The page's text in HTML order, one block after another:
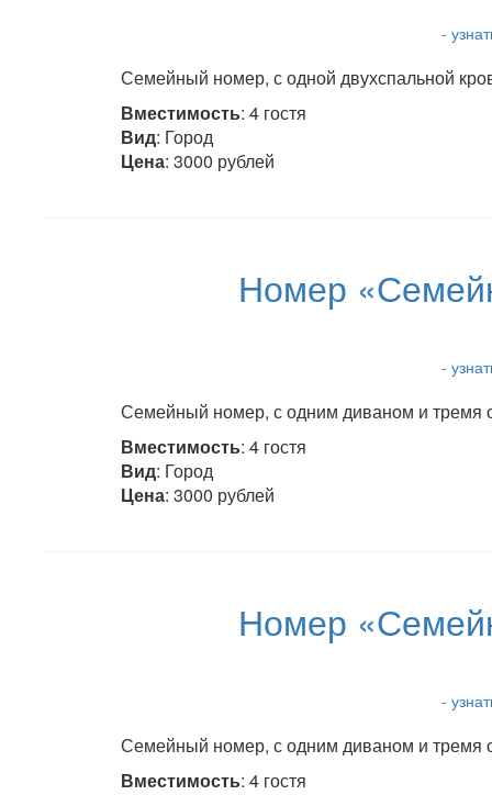
-
Семейный номер, с одной двухспальной
Вместимость: 4 гостя
Вид: Город
Цена: 3000 рублей
Номер
-
Семейный номер, с одним диваном и тремя
Вместимость: 4 гостя
Вид: Город
Цена: 3000 рублей
Номер
-
Семейный номер, с одним диваном и тремя
Вместимость: 4 гостя